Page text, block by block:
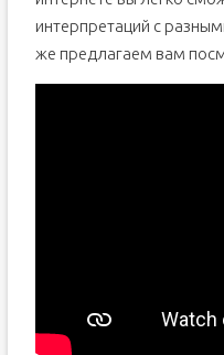
интерпретаций с
же предлагаем вам